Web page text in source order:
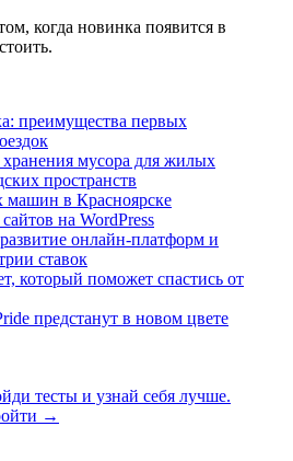
когда новинка появится в
преимущества первых
мусора для жилых
пространств
машин в Красноярске
на WordPress
онлайн-платформ и
ставок
который поможет спастись от
предстанут в новом цвете
тесты и узнай себя лучше.
→